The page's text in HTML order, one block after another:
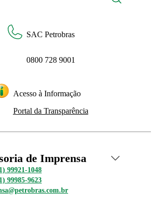
SAC Petrobras
0800 728 9001
Acesso à Informação
Portal da Transparência
de Imprensa
99921-1048
99985-9623